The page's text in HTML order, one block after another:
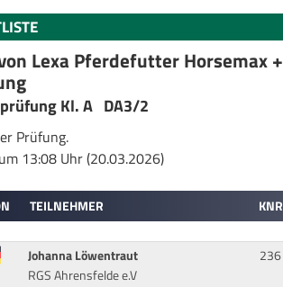
Lexa Pferdefutter Horsemax +
Kl. A DA3/2
Prüfung.
13:08 Uhr (20.03.2026)
TEILNEHMER KNR
Johanna Löwentraut
RGS Ahrensfelde e.V
236